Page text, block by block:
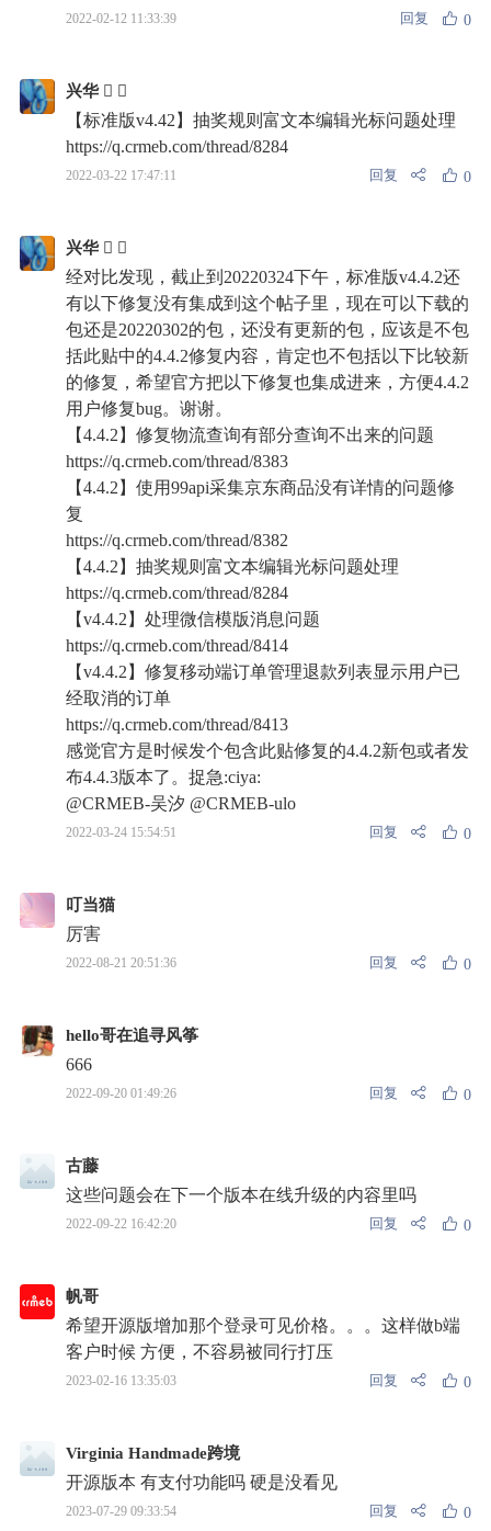
2022-02-12 11:33:39 回复 0
兴华  
【标准版v4.42】抽奖规则富文本编辑光标问题处理
https://q.crmeb.com/thread/8284
2022-03-22 17:47:11 回复 0
兴华  
经对比发现，截止到20220324下午，标准版v4.4.2还
有以下修复没有集成到这个帖子里，现在可以下载的
包还是20220302的包，还没有更新的包，应该是不包
括此贴中的4.4.2修复内容，肯定也不包括以下比较新
的修复，希望官方把以下修复也集成进来，方便4.4.2
用户修复bug。谢谢。
【4.4.2】修复物流查询有部分查询不出来的问题
https://q.crmeb.com/thread/8383
【4.4.2】使用99api采集京东商品没有详情的问题修
复
https://q.crmeb.com/thread/8382
【4.4.2】抽奖规则富文本编辑光标问题处理
https://q.crmeb.com/thread/8284
【v4.4.2】处理微信模版消息问题
https://q.crmeb.com/thread/8414
【v4.4.2】修复移动端订单管理退款列表显示用户已
经取消的订单
https://q.crmeb.com/thread/8413
感觉官方是时候发个包含此贴修复的4.4.2新包或者发
布4.4.3版本了。捉急:ciya:
@CRMEB-吴汐 @CRMEB-ulo
2022-03-24 15:54:51 回复 0
叮当猫
厉害
2022-08-21 20:51:36 回复 0
hello哥在追寻风筝
666
2022-09-20 01:49:26 回复 0
古藤
这些问题会在下一个版本在线升级的内容里吗
2022-09-22 16:42:20 回复 0
帆哥
希望开源版增加那个登录可见价格。。。这样做b端
客户时候 方便，不容易被同行打压
2023-02-16 13:35:03 回复 0
Virginia Handmade跨境
开源版本 有支付功能吗 硬是没看见
2023-07-29 09:33:54 回复 0